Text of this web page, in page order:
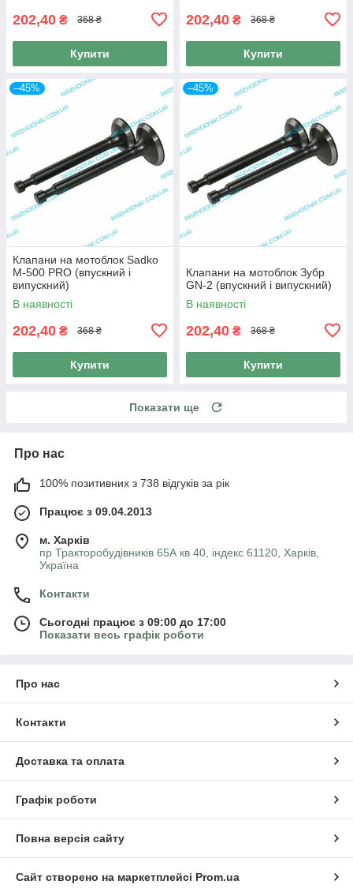
202,40 ₴ 368 ₴
Купити
202,40 ₴ 368 ₴
Купити
–45%
Клапани на мотоблок Sadko
M-500 PRO (впускний і
випускний)
В наявності
202,40 ₴ 368 ₴
Купити
–45%
Клапани на мотоблок Зубр
GN-2 (впускний і випускний)
В наявності
202,40 ₴ 368 ₴
Купити
Показати ще
Про нас
100% позитивних з 738 відгуків за рік
Працює з 09.04.2013
м. Харків
пр Тракторобудівників 65А кв 40, індекс 61120, Харків,
Україна
Контакти
Сьогодні працює з 09:00 до 17:00
Показати весь графік роботи
Про нас
Контакти
Доставка та оплата
Графік роботи
Повна версія сайту
Сайт створено на маркетплейсі Prom.ua